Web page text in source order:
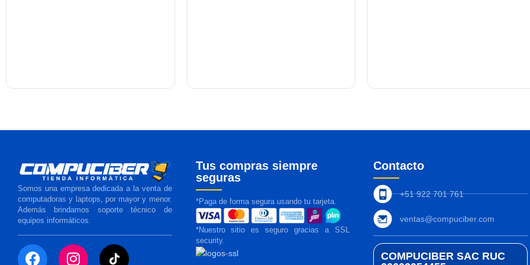
Somos una empresa dedicada a la venta de
computadoras y laptops, por mayor y menor.
Además brindamos soporte técnico de
equipos informáticos.
Tus compras siempre
seguras
*Paga de forma segura usando tu tarjeta.
*Nuestro sitio es seguro gracias a SSL
security.
Contacto
+51 922 701 761
ventas@compuciber.com
COMPUCIBER SAC RUC